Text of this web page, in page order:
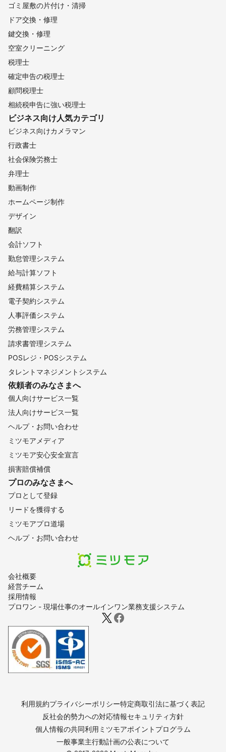
会社概要
経営チーム
採用情報
プロワン - 現場仕事のオールインワン業務支援システム
ゴミ屋敷の片付け・清掃
ドア交換・修理
鍵交換・修理
空室クリーニング
税理士
確定申告の税理士
顧問税理士
相続税申告に強い税理士
ビジネス向け人気カテゴリ
ビジネス向けカメラマン
行政書士
社会保険労務士
弁理士
動画制作
ホームページ制作
デザイン
翻訳
会計ソフト
勤怠管理システム
給与計算ソフト
経費精算システム
電子契約システム
人事評価システム
労務管理システム
請求書管理システム
POSレジ・POSシステム
タレントマネジメントシステム
依頼者のみなさまへ
個人向けサービス一覧
法人向けサービス一覧
ヘルプ・お問い合わせ
ミツモアメディア
ミツモア安心安全宣言
損害賠償補償
プロのみなさまへ
プロとして登録
リードを獲得する
ミツモアプロ道場
ヘルプ・お問い合わせ
利用規約プライバシーポリシー特定商取引法に基づく表記
反社会的勢力への対応情報セキュリティ方針
個人情報の共同利用 ミツモアポイントプログラム
一般事業主行動計画の公表について